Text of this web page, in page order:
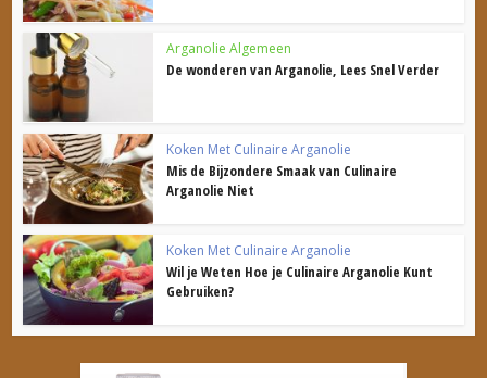
Arganolie Algemeen
De wonderen van Arganolie, Lees Snel Verder
Koken Met Culinaire Arganolie
Mis de Bijzondere Smaak van Culinaire
Arganolie Niet
Koken Met Culinaire Arganolie
Wil je Weten Hoe je Culinaire Arganolie Kunt
Gebruiken?